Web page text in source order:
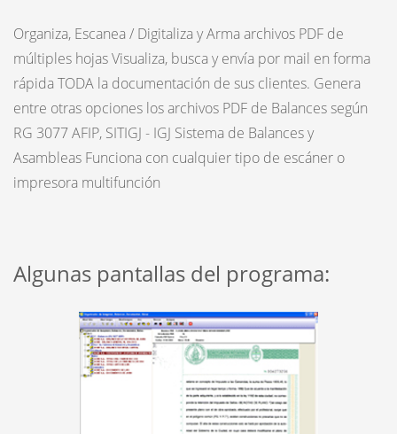
Organiza, Escanea / Digitaliza y Arma archivos PDF de
múltiples hojas Visualiza, busca y envía por mail en forma
rápida TODA la documentación de sus clientes. Genera
entre otras opciones los archivos PDF de Balances según
RG 3077 AFIP, SITIGJ - IGJ Sistema de Balances y
Asambleas Funciona con cualquier tipo de escáner o
impresora multifunción
Algunas pantallas del programa: